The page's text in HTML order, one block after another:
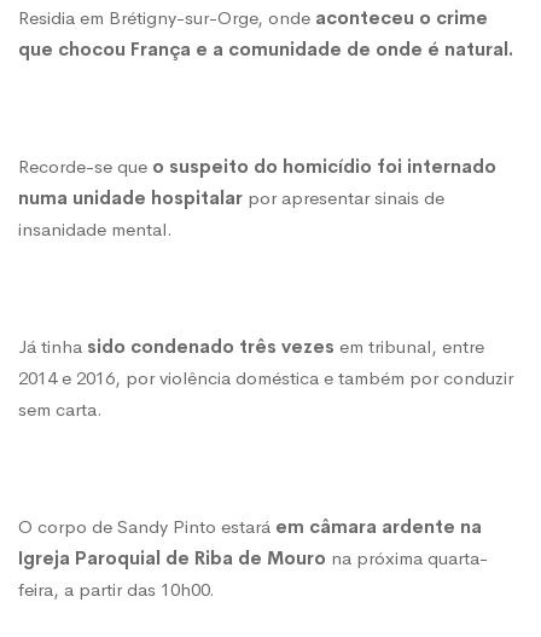
Residia em Brétigny-sur-Orge, onde aconteceu o crime
que chocou França e a comunidade de onde é natural.
Recorde-se que o suspeito do homicídio foi internado
numa unidade hospitalar por apresentar sinais de
insanidade mental.
Já tinha sido condenado três vezes em tribunal, entre
2014 e 2016, por violência doméstica e também por conduzir
sem carta.
O corpo de Sandy Pinto estará em câmara ardente na
Igreja Paroquial de Riba de Mouro na próxima quarta-
feira, a partir das 10h00.